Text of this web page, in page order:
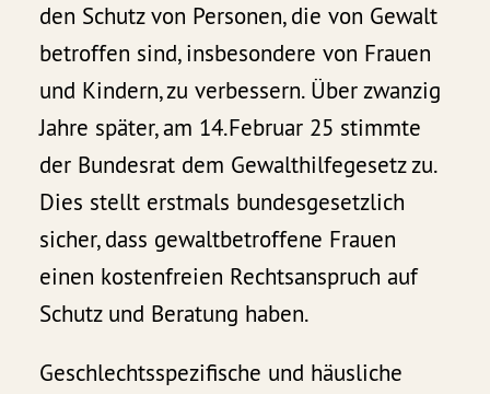
den Schutz von Personen, die von Gewalt
betroffen sind, insbesondere von Frauen
und Kindern, zu verbessern. Über zwanzig
Jahre später, am 14.Februar 25 stimmte
der Bundesrat dem Gewalthilfegesetz zu.
Dies stellt erstmals bundesgesetzlich
sicher, dass gewaltbetroffene Frauen
einen kostenfreien Rechtsanspruch auf
Schutz und Beratung haben.
Geschlechtsspezifische und häusliche